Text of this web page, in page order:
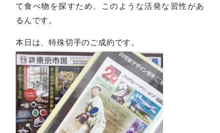
て食べ物を探すため、このような活発な習性があ
るんです。
本日は、特殊切手のご成約です。